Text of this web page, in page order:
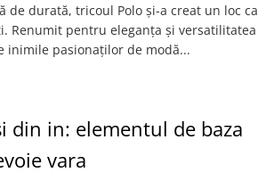
durată, tricoul Polo și-a creat un loc ca
Renumit pentru eleganța și versatilitatea
inimile pasionaților de modă...
din in: elementul de baza
vara